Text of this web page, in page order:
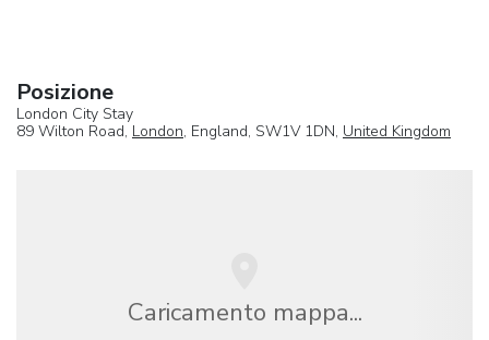
Posizione
London City Stay
89 Wilton Road, London, England, SW1V 1DN, United Kingdom
Caricamento mappa...